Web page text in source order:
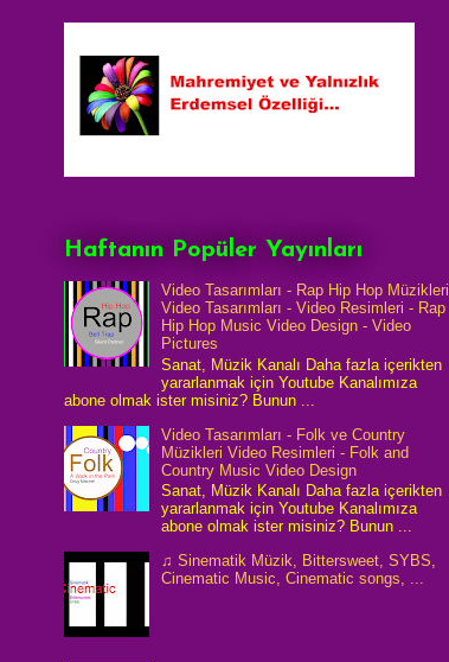
Haftanın Popüler Yayınları
Video Tasarımları - Rap Hip Hop Müzikleri
Video Tasarımları - Video Resimleri - Rap
Hip Hop Music Video Design - Video
Pictures
Sanat, Müzik Kanalı Daha fazla içerikten
yararlanmak için Youtube Kanalımıza
abone olmak ister misiniz? Bunun ...
Video Tasarımları - Folk ve Country
Müzikleri Video Resimleri - Folk and
Country Music Video Design
Sanat, Müzik Kanalı Daha fazla içerikten
yararlanmak için Youtube Kanalımıza
abone olmak ister misiniz? Bunun ...
♫ Sinematik Müzik, Bittersweet, SYBS,
Cinematic Music, Cinematic songs, ...